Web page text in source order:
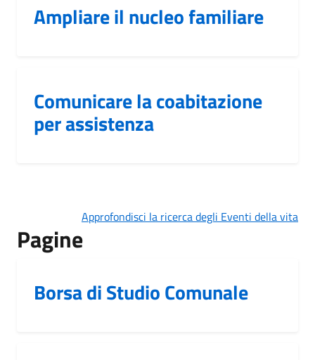
Ampliare il nucleo familiare
Comunicare la coabitazione
per assistenza
Approfondisci la ricerca degli Eventi della vita
Pagine
Borsa di Studio Comunale